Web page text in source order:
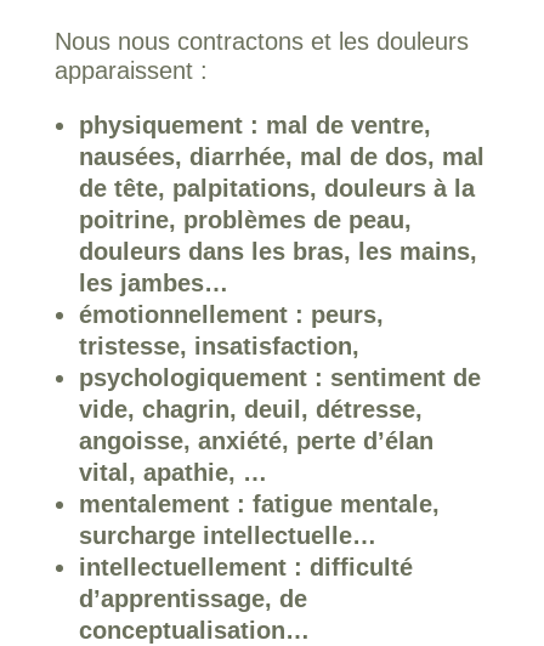
Nous nous contractons et les douleurs
apparaissent :
physiquement : mal de ventre,
nausées, diarrhée, mal de dos, mal
de tête, palpitations, douleurs à la
poitrine, problèmes de peau,
douleurs dans les bras, les mains,
les jambes…
émotionnellement : peurs,
tristesse, insatisfaction,
psychologiquement : sentiment de
vide, chagrin, deuil, détresse,
angoisse, anxiété, perte d’élan
vital, apathie, …
mentalement : fatigue mentale,
surcharge intellectuelle…
intellectuellement : difficulté
d’apprentissage, de
conceptualisation…